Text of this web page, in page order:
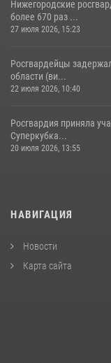
Нижегородские
более 670 раз ...
27 июля 2026, 15:23
Росгвардейцы
области (ви...
22 июля 2026, 10:40
Росгвардия приняла
Суперкубка...
20 июля 2026, 13:55
НАВИГАЦИЯ
Новости
Карта сайта